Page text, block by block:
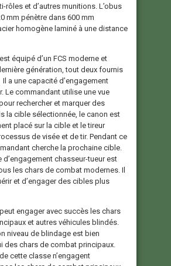
rôles et d’autres munitions. L’obus
mm pénètre dans 600 mm
homogène laminé à une distance
équipé d’un FCS moderne et
génération, tout deux fournis
a une capacité d’engagement
Le commandant utilise une vue
rechercher et marquer des
la cible sélectionnée, le canon est
placé sur la cible et le tireur
de visée et de tir. Pendant ce
cherche la prochaine cible.
d’engagement chasseur-tueur est
les chars de combat modernes. Il
et d’engager des cibles plus
engager avec succès les chars
et autres véhicules blindés.
niveau de blindage est bien
des chars de combat principaux.
cette classe n’engagent